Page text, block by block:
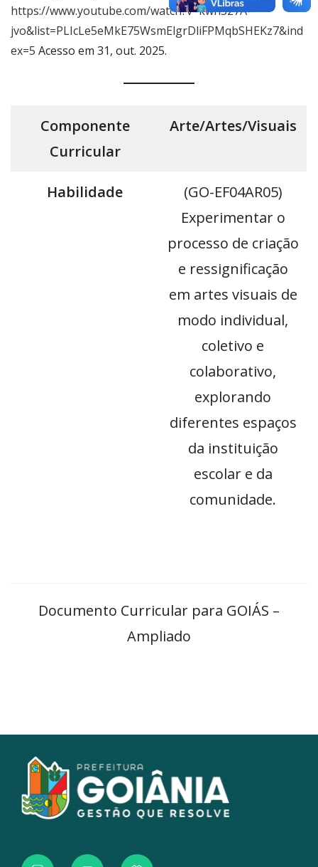
https://www.youtube.com/watch?v=kwn327A-
jvo&list=PLIcLe5eMkE75WsmElgrDliFPMqbSHEKz7&ind
ex=5 Acesso em 31, out. 2025.
Componente
Curricular
Arte/Artes/Visuais
Habilidade
(GO-EF04AR05)
Experimentar o
processo de criação
e ressignificação
em artes visuais de
modo individual,
coletivo e
colaborativo,
explorando
diferentes espaços
da instituição
escolar e da
comunidade.
Documento Curricular para GOIÁS –
Ampliado